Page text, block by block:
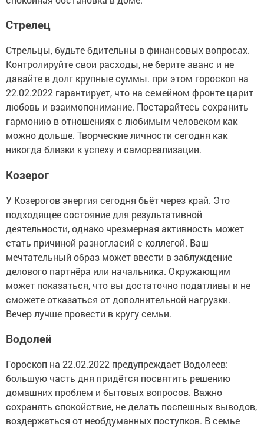
Стрелец
Стрельцы, будьте бдительны в финансовых вопросах.
Контролируйте свои расходы, не берите аванс и не
давайте в долг крупные суммы. при этом гороскоп на
22.02.2022 гарантирует, что на семейном фронте царит
любовь и взаимопонимание. Постарайтесь сохранить
гармонию в отношениях с любимым человеком как
можно дольше. Творческие личности сегодня как
никогда близки к успеху и самореализации.
Козерог
У Козерогов энергия сегодня бьёт через край. Это
подходящее состояние для результативной
деятельности, однако чрезмерная активность может
стать причиной разногласий с коллегой. Ваш
мечтательный образ может ввести в заблуждение
делового партнёра или начальника. Окружающим
может показаться, что вы достаточно податливы и не
сможете отказаться от дополнительной нагрузки.
Вечер лучше провести в кругу семьи.
Водолей
Гороскоп на 22.02.2022 предупреждает Водолеев:
большую часть дня придётся посвятить решению
домашних проблем и бытовых вопросов. Важно
сохранять спокойствие, не делать поспешных выводов,
воздержаться от необдуманных поступков. В семье